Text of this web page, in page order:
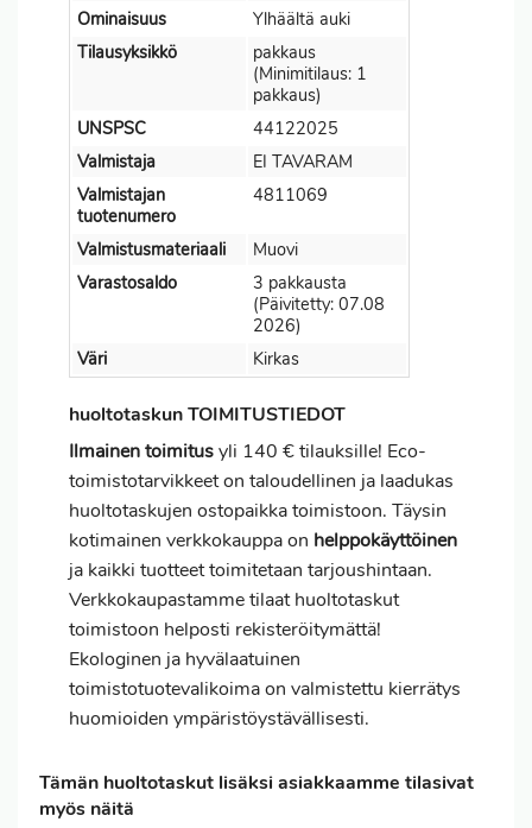
Ominaisuus
Ylhäältä auki
Tilausyksikkö
pakkaus
(Minimitilaus: 1
pakkaus)
UNSPSC
44122025
Valmistaja
EI TAVARAM
Valmistajan
tuotenumero
4811069
Valmistusmateriaali
Muovi
Varastosaldo
3 pakkausta
(Päivitetty: 07.08
2026)
Väri
Kirkas
huoltotaskun TOIMITUSTIEDOT
Ilmainen toimitusyli 140 € tilauksille! Eco-
toimistotarvikkeet on taloudellinen ja laadukas
huoltotaskujen ostopaikka toimistoon. Täysin
kotimainen verkkokauppa on helppokäyttöinen
ja kaikki tuotteet toimitetaan tarjoushintaan.
Verkkokaupastamme tilaat huoltotaskut
toimistoon helposti rekisteröitymättä!
Ekologinen ja hyvälaatuinen
toimistotuotevalikoima on valmistettu kierrätys
huomioiden ympäristöystävällisesti.
Tämän huoltotaskut lisäksi asiakkaamme tilasivat
myös näitä